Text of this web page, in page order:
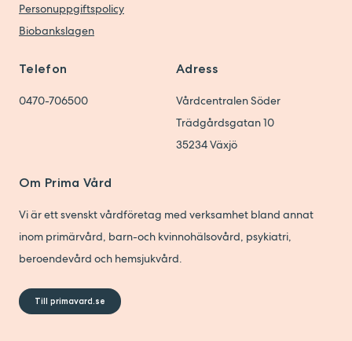
Personuppgiftspolicy
Biobankslagen
Telefon
0470-706500
Adress
Vårdcentralen Söder
Trädgårdsgatan 10
35234Växjö
Om Prima Vård
Vi är ett svenskt vårdföretag med verksamhet bland annat
inom primärvård, barn-och kvinnohälsovård, psykiatri,
beroendevård och hemsjukvård.
Till primavard.se